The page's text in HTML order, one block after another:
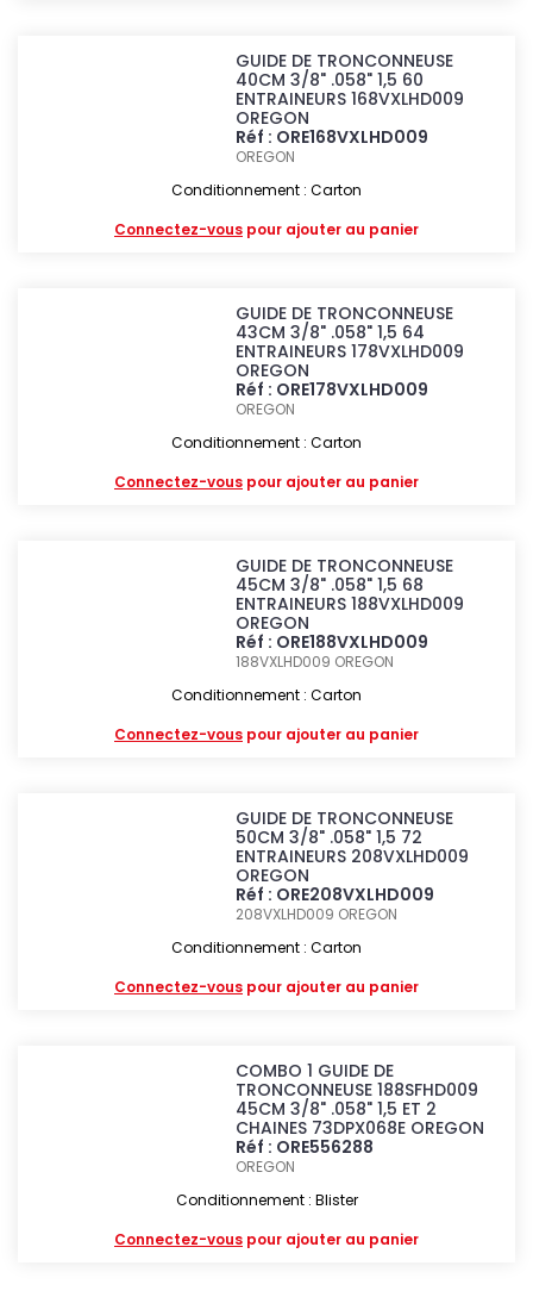
GUIDE DE TRONCONNEUSE
40CM 3/8" .058" 1,5 60
ENTRAINEURS 168VXLHD009
OREGON
Réf : ORE168VXLHD009
OREGON
Conditionnement : Carton
Connectez-vous pour ajouter au panier
GUIDE DE TRONCONNEUSE
43CM 3/8" .058" 1,5 64
ENTRAINEURS 178VXLHD009
OREGON
Réf : ORE178VXLHD009
OREGON
Conditionnement : Carton
Connectez-vous pour ajouter au panier
GUIDE DE TRONCONNEUSE
45CM 3/8" .058" 1,5 68
ENTRAINEURS 188VXLHD009
OREGON
Réf : ORE188VXLHD009
188VXLHD009 OREGON
Conditionnement : Carton
Connectez-vous pour ajouter au panier
GUIDE DE TRONCONNEUSE
50CM 3/8" .058" 1,5 72
ENTRAINEURS 208VXLHD009
OREGON
Réf : ORE208VXLHD009
208VXLHD009 OREGON
Conditionnement : Carton
Connectez-vous pour ajouter au panier
COMBO 1 GUIDE DE
TRONCONNEUSE 188SFHD009
45CM 3/8" .058" 1,5 ET 2
CHAINES 73DPX068E OREGON
Réf : ORE556288
OREGON
Conditionnement : Blister
Connectez-vous pour ajouter au panier